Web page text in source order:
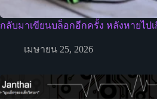
กลับมาเขียนบล็อกอีกครั้ง หลังหายไปเ
เมษายน 25, 2026